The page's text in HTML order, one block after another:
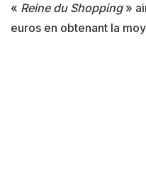
« Reine du Shopping»
euros en obtenant la